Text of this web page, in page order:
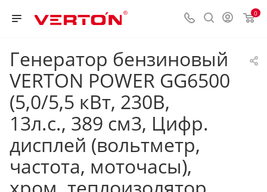
0
Генератор бензиновый
VERTON POWER GG6500
(5,0/5,5 кВт, 230В,
13л.с., 389 см3, Цифр.
дисплей (вольтметр,
частота, моточасы),